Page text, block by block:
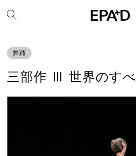
舞踊
三部作 Ⅲ 世界のす